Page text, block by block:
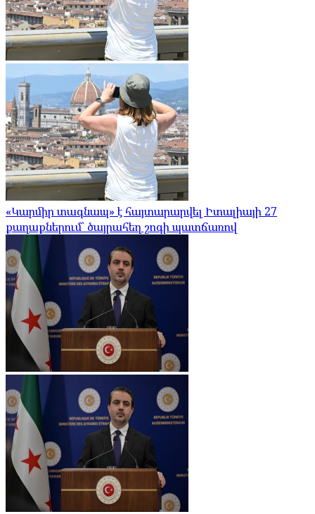
«Կարմիր տագնապ» է հայտարարվել Իտալիայի 27
քաղաքներում՝ ծայրահեղ շոգի պատճառով